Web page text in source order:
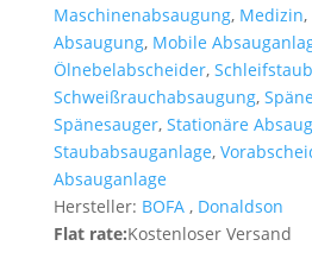
Maschinenabsaugung, Medizin,
Absaugung, Mobile
Ölnebelabscheider,
Schweißrauchabsaugung,
Spänesauger, Stationäre
Staubabsauganlage,
Absauganlage
Hersteller: BOFA, Donaldson
Flat rate:Kostenloser Versand